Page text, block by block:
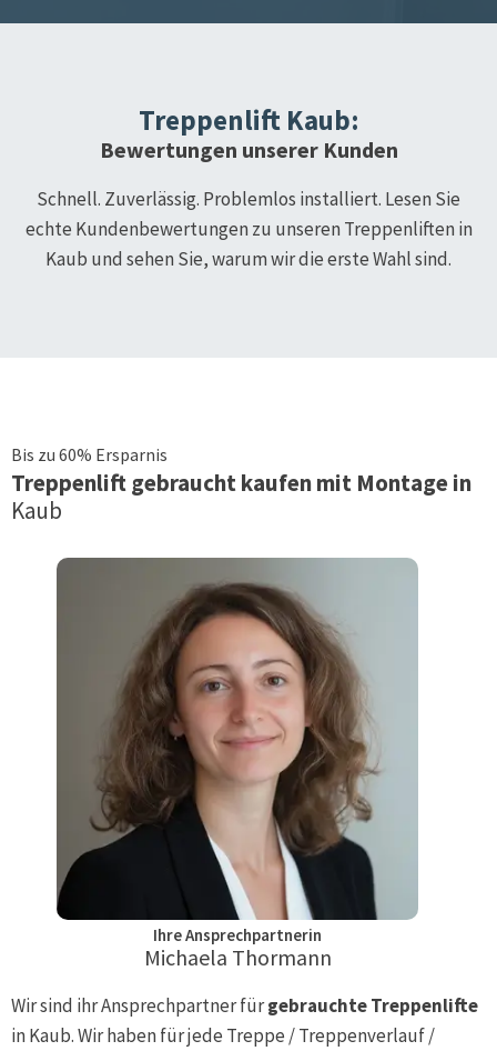
Treppenlift Kaub:
Bewertungen unserer Kunden
Schnell. Zuverlässig. Problemlos installiert. Lesen Sie
echte Kundenbewertungen zu unseren Treppenliften in
Kaub und sehen Sie, warum wir die erste Wahl sind.
Bis zu 60% Ersparnis
Treppenliftgebraucht kaufen mit Montage in
Kaub
Ihre Ansprechpartnerin
Michaela Thormann
Wir sind ihr Ansprechpartner fürgebrauchte Treppenlifte
inKaub. Wir haben für jede Treppe / Treppenverlauf /